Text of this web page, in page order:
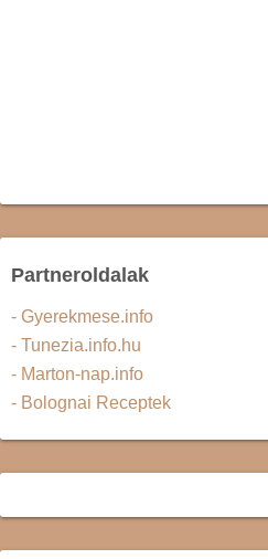
Partneroldalak
- Gyerekmese.info
- Tunezia.info.hu
- Marton-nap.info
- Bolognai Receptek